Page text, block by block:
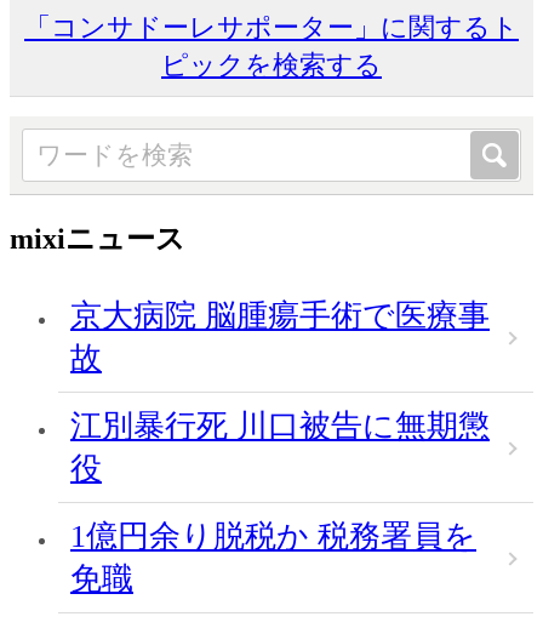
「コンサドーレサポーター」に関するト
ピックを検索する
mixiニュース
京大病院 脳腫瘍手術で医療事
故
江別暴行死 川口被告に無期懲
役
1億円余り脱税か 税務署員を
免職